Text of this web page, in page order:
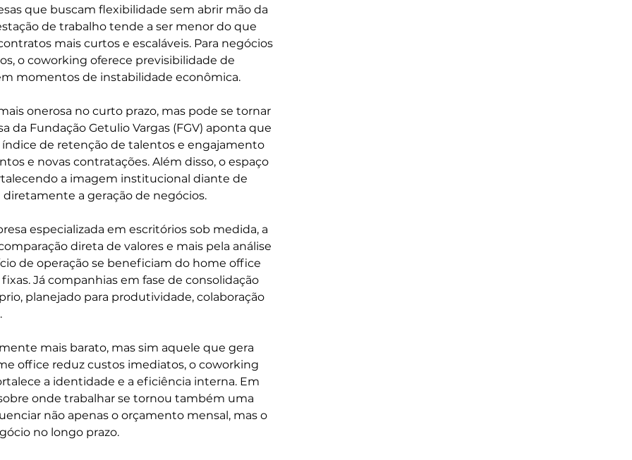
que buscam flexibilidade sem abrir mão da
de trabalho tende a ser menor do que
mais curtos e escaláveis. Para negócios
o coworking oferece previsibilidade de
momentos de instabilidade econômica.
onerosa no curto prazo, mas pode se tornar
da Fundação Getulio Vargas (FGV) aponta que
de retenção de talentos e engajamento
e novas contratações. Além disso, o espaço
a imagem institucional diante de
a geração de negócios.
especializada em escritórios sob medida, a
direta de valores e mais pela análise
de operação se beneficiam do home office
Já companhias em fase de consolidação
planejado para produtividade, colaboração
mais barato, mas sim aquele que gera
office reduz custos imediatos, o coworking
a identidade e a eficiência interna. Em
onde trabalhar se tornou também uma
não apenas o orçamento mensal, mas o
no longo prazo.